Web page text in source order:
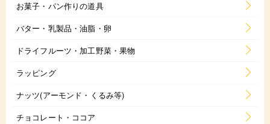
お菓子・パン作りの道具
バター・乳製品・油脂・卵
ドライフルーツ・加工野菜・果物
ラッピング
ナッツ(アーモンド・くるみ等)
チョコレート・ココア